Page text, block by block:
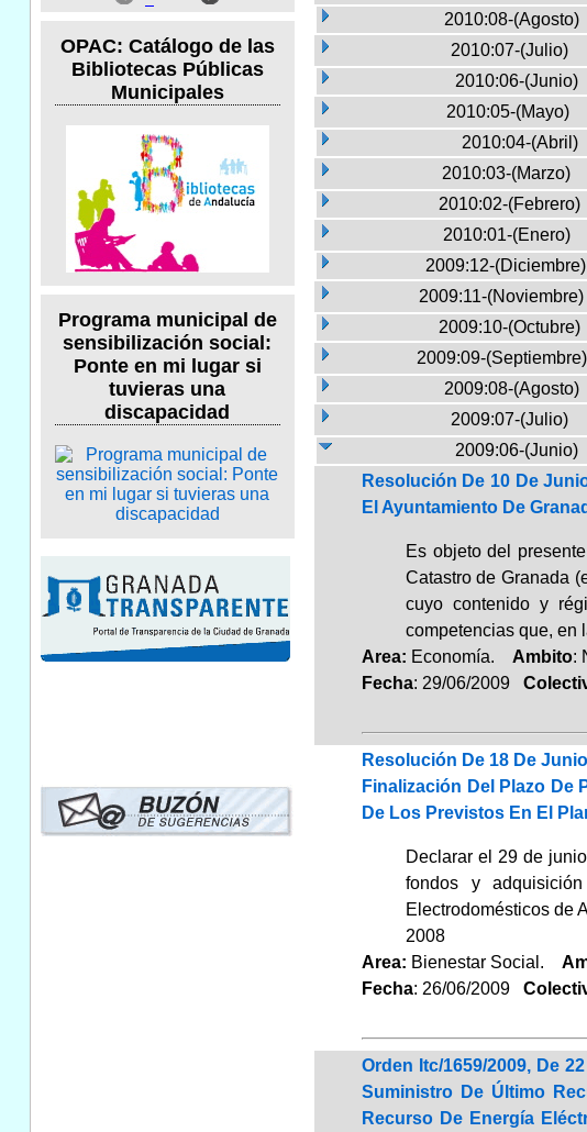
OPAC: Catálogo de las
Bibliotecas Públicas
Municipales
Programa municipal de
sensibilización social:
Ponte en mi lugar si
tuvieras una
discapacidad
2010:08-(Agosto)
2010:07-(Julio)
2010:06-(Junio)
2010:05-(Mayo)
2010:04-(Abril)
2010:03-(Marzo)
2010:02-(Febrero)
2010:01-(Enero)
2009:12-(Diciembre)
2009:11-(Noviembre)
2009:10-(Octubre)
2009:09-(Septiembre)
2009:08-(Agosto)
2009:07-(Julio)
2009:06-(Junio)
Resolución De 10 De
El Ayuntamiento De
Es objeto del
Catastro de Granada
cuyo contenido y
competencias que, en
Area: Economía. Ambito:
Fecha: 29/06/2009
Resolución De 18 De
Finalización Del Plazo
De Los Previstos En El
Declarar el 29 de
fondos y
Electrodomésticos de
2008
Area: Bienestar Social.
Fecha: 26/06/2009
Orden Itc/1659/2009, De
Suministro De Último
Recurso De Energía